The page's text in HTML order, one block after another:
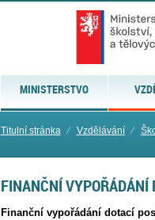
MINISTERSTVO
Titulní stránka ⁄ Vzdělávání ⁄
FINANČNÍ VYPOŘÁDÁNÍ
Finanční vypořádání dotací